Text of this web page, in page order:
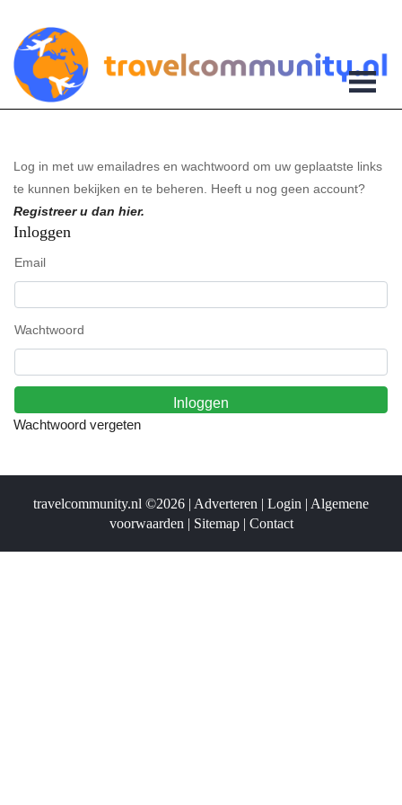
Log in met uw emailadres en wachtwoord om uw geplaatste links
te kunnen bekijken en te beheren. Heeft u nog geen account?
Registreer u dan hier.
Inloggen
Email
Wachtwoord
Wachtwoord vergeten
travelcommunity.nl ©2026 | Adverteren | Login | Algemene
voorwaarden | Sitemap| Contact